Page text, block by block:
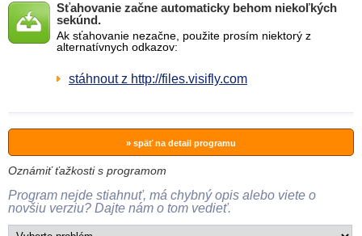
Sťahovanie začne automaticky behom niekoľkých
sekúnd.
Ak sťahovanie nezačne, použite prosím niektorý z
alternatívnych odkazov:
stáhnout z http://files.visifly.com
» späť na detail programu
Oznámiť ťažkosti s programom
Program nejde stiahnuť, má chybný opis alebo viete o
novšiu verziu? Dajte nám o tom vedieť.